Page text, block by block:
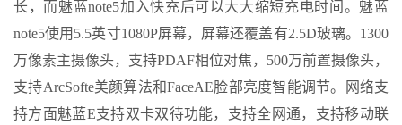
长，而魅蓝note5加入快充后可以大大缩短充电时间。魅蓝
note5使用5.5英寸1080P屏幕，屏幕还覆盖有2.5D玻璃。1300
万像素主摄像头，支持PDAF相位对焦，500万前置摄像头，
支持ArcSofte美颜算法和FaceAE脸部亮度智能调节。网络支
持方面魅蓝E支持双卡双待功能，支持全网通，支持移动联